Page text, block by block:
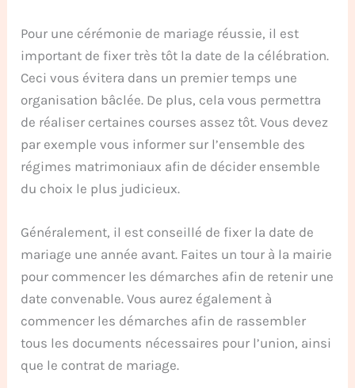
Pour une cérémonie de mariage réussie, il est
important de fixer très tôt la date de la célébration.
Ceci vous évitera dans un premier temps une
organisation bâclée. De plus, cela vous permettra
de réaliser certaines courses assez tôt. Vous devez
par exemple vous informer sur l’ensemble des
régimes matrimoniaux afin de décider ensemble
du choix le plus judicieux.
Généralement, il est conseillé de fixer la date de
mariage une année avant. Faites un tour à la mairie
pour commencer les démarches afin de retenir une
date convenable. Vous aurez également à
commencer les démarches afin de rassembler
tous les documents nécessaires pour l’union, ainsi
que le contrat de mariage.